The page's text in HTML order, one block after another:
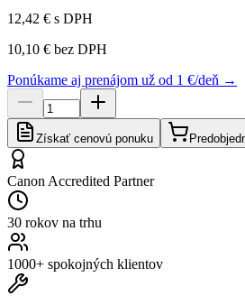
12,42 € s DPH
10,10 € bez DPH
Ponúkame aj prenájom už od 1 €/deň →
Získať cenovú ponuku
Canon Accredited Partner
30 rokov na trhu
1000+ spokojných klientov